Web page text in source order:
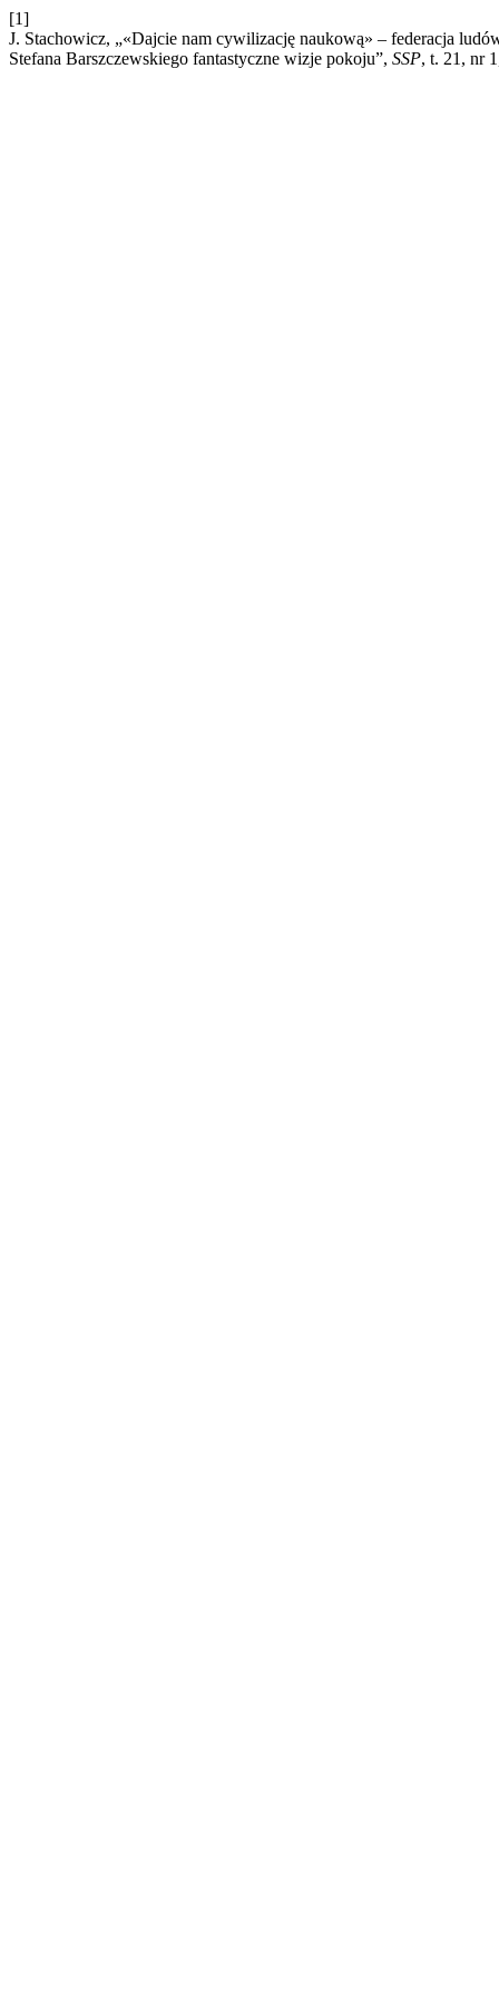
[1]
J. Stachowicz, „«Dajcie nam cywilizację naukową» – federacja
Stefana Barszczewskiego fantastyczne wizje pokoju”, SSP, t. 21, nr